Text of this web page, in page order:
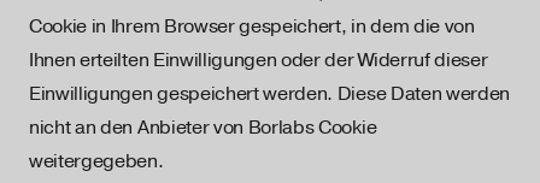
Cookie in Ihrem Browser gespeichert, in dem die von
Ihnen erteilten Einwilligungen oder der Widerruf dieser
Einwilligungen gespeichert werden. Diese Daten werden
nicht an den Anbieter von Borlabs Cookie
weitergegeben.